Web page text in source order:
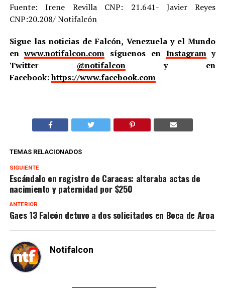
Fuente: Irene Revilla CNP: 21.641- Javier Reyes
CNP:20.208/ Notifalcón
Sigue las noticias de Falcón, Venezuela y el Mundo
enwww.notifalcon.com síguenos en Instagramy
Twitter @notifalcony en
Facebook:https://www.facebook.com
TEMAS RELACIONADOS
SIGUIENTE
Escándalo en registro de Caracas: alteraba actas de
nacimiento y paternidad por $250
ANTERIOR
Gaes 13 Falcón detuvo a dos solicitados en Boca de Aroa
Notifalcon